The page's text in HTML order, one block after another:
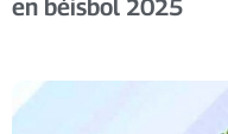
en béisbol 2025